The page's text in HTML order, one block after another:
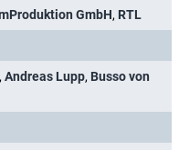
GmbH, RTL
, Andreas Lupp, Busso von